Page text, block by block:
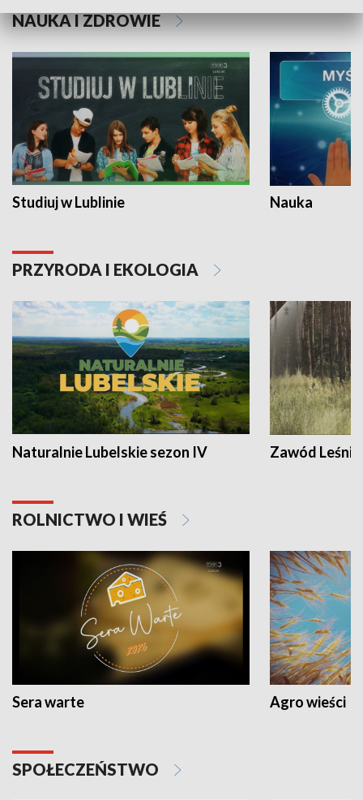
NAUKA I ZDROWIE
Studiuj w Lublinie Nauka
PRZYRODA I EKOLOGIA
Naturalnie Lubelskie sezon IV Zawód Leśnik
ROLNICTWO I WIEŚ
Sera warte Agro wieści
SPOŁECZEŃSTWO